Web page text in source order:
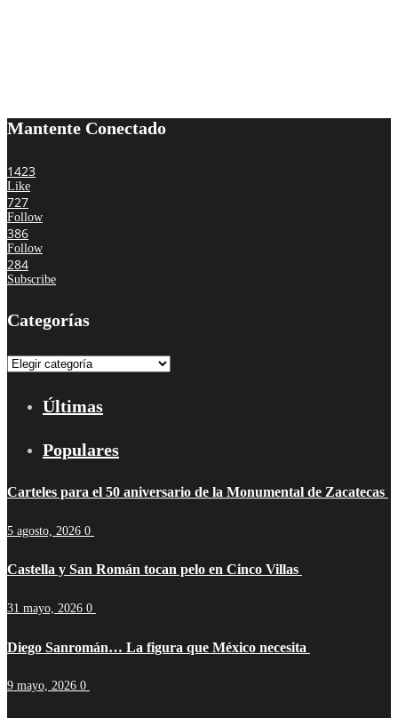
Mantente Conectado
1423
Like
727
Follow
386
Follow
284
Subscribe
Categorías
Categorías
Últimas
Populares
Carteles para el 50 aniversario de la Monumental de Zacatecas
5 agosto, 2026 0
Castella y San Román tocan pelo en Cinco Villas
31 mayo, 2026 0
Diego Sanromán… La figura que México necesita
9 mayo, 2026 0